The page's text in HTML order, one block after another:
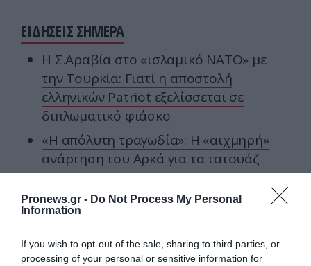
Pronews.gr - Do Not Process My Personal
Information
If you wish to opt-out of the sale, sharing to third parties, or
processing of your personal or sensitive information for
ΕΙΔΗΣΕΙΣ ΣΗΜΕΡΑ
Η Σ.Αραβία στο «ισλαμικό ΝΑΤΟ» με
την Τουρκία: Γιατί η αποστολή
ελληνικών Patriot εξελίσσεται σε
διπλωματικό φιάσκο
«Η απόλυτη τραγωδία»: Η «αιχμηρή»
ανάρτηση του Αρκά για τα τατουάζ
(φωτο)
Μπράντον Κλαρκ: Στο «φως» η
πραγματική αιτία θανάτου του πρώην
σταρ του ΝΒΑ